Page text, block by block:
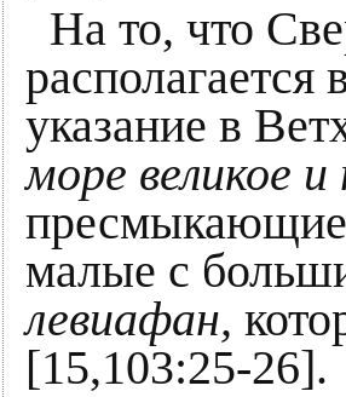
На то, что
располагается
указание в
море великое
малые с
левиафан,
[15,103:25-26].